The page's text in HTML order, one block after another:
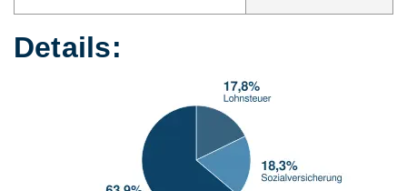
Details: